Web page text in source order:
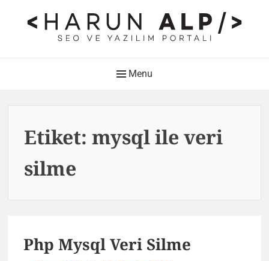
HARUN ALP Kişisel Blog –
SEO ve Yazılım Portalı
Menu
Etiket: mysql ile veri
silme
Php Mysql Veri Silme